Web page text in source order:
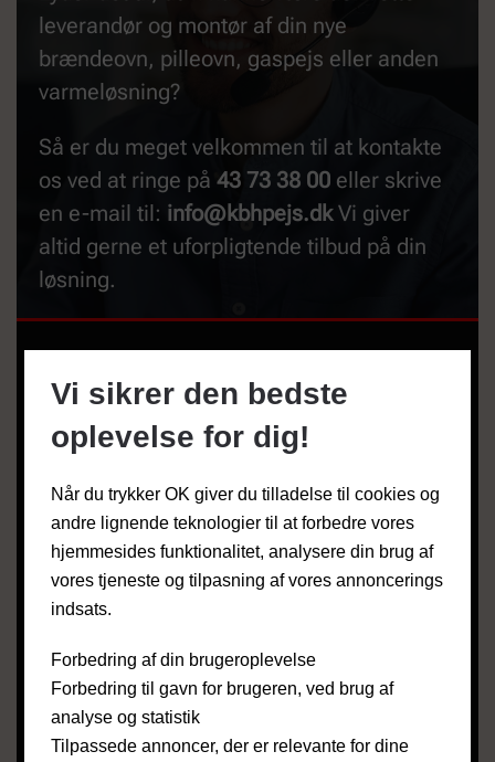
leverandør og montør af din nye
brændeovn, pilleovn, gaspejs eller anden
varmeløsning?
Så er du meget velkommen til at kontakte
os ved at ringe på 43 73 38 00 eller skrive
en e-mail til: info@kbhpejs.dkVi giver
altid gerne et uforpligtende tilbud på din
løsning.
TELEFON
EMAIL*
ADRESSE
POSTNUMMER & BY*
Vi sikrer den bedste
oplevelse for dig!
Når du trykker OK giver du tilladelse til cookies og
andre lignende teknologier til at forbedre vores
hjemmesides funktionalitet, analysere din brug af
vores tjeneste og tilpasning af vores annoncerings
indsats.
Forbedring af din brugeroplevelse
Forbedring til gavn for brugeren, ved brug af
analyse og statistik
Tilpassede annoncer, der er relevante for dine